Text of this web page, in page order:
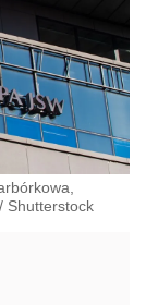
/ Shutterstock